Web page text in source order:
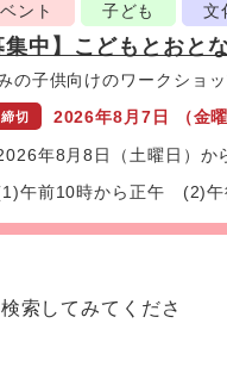
ント 子ども 文
集中】こどもとお
の子供向けのワークショ
切 2026年8月7日 （金曜
年8月8日（土曜日）か
午前10時から正午 (2)午
索してみてくださ